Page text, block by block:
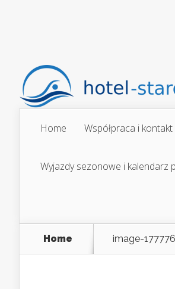
Home Współpraca i kontakt
Wyjazdy sezonowe i kalendarz
Home image-